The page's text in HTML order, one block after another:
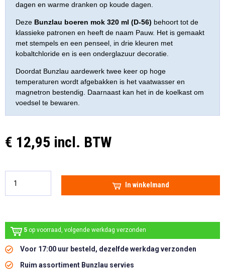
dagen en warme dranken op koude dagen.
Deze Bunzlau boeren mok 320 ml (D-56) behoort tot de
klassieke patronen en heeft de naam Pauw. Het is gemaakt
met stempels en een penseel, in drie kleuren met
kobaltchloride en is een onderglazuur decoratie.
Doordat Bunzlau aardewerk twee keer op hoge
temperaturen wordt afgebakken is het vaatwasser en
magnetron bestendig. Daarnaast kan het in de koelkast om
voedsel te bewaren.
€ 12,95 incl. BTW
In winkelmand
5 op voorraad, volgende werkdag verzonden
Voor 17:00 uur besteld, dezelfde werkdag verzonden
Ruim assortiment Bunzlau servies